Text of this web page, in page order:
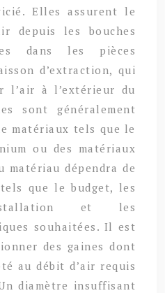
Elles assurent le
depuis les bouches
dans les pièces
d’extraction, qui
l’air à l’extérieur du
sont généralement
matériaux tels que le
ou des matériaux
matériau dépendra de
que le budget, les
et les
souhaitées. Il est
des gaines dont
au débit d’air requis
diamètre insuffisant